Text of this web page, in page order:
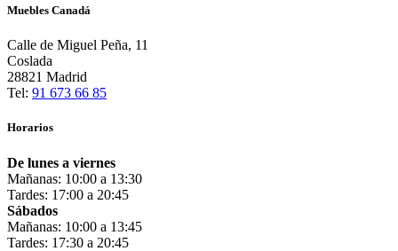
Muebles Canadá
Calle de Miguel Peña, 11
Coslada
28821 Madrid
Tel: 91 673 66 85
Horarios
De lunes a viernes
Mañanas: 10:00 a 13:30
Tardes: 17:00 a 20:45
Sábados
Mañanas: 10:00 a 13:45
Tardes: 17:30 a 20:45